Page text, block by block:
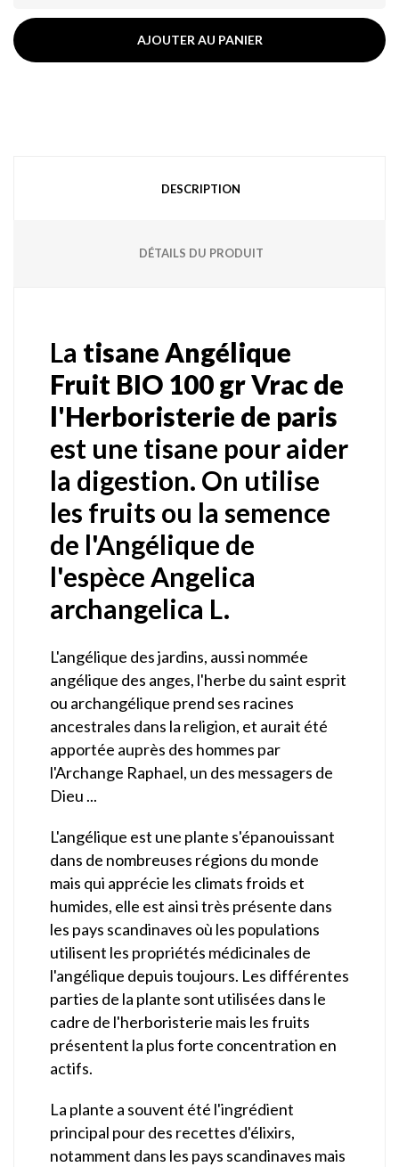
AJOUTER AU PANIER
DESCRIPTION
DÉTAILS DU PRODUIT
La tisane Angélique
Fruit BIO 100 gr Vrac de
l'Herboristerie de paris
est une tisane pour aider
la digestion. On utilise
les fruits ou la semence
de l'Angélique de
l'espèce Angelica
archangelica L.
L'angélique des jardins, aussi nommée
angélique des anges, l'herbe du saint esprit
ou archangélique prend ses racines
ancestrales dans la religion, et aurait été
apportée auprès des hommes par
l'Archange Raphael, un des messagers de
Dieu ...
L'angélique est une plante s'épanouissant
dans de nombreuses régions du monde
mais qui apprécie les climats froids et
humides, elle est ainsi très présente dans
les pays scandinaves où les populations
utilisent les propriétés médicinales de
l'angélique depuis toujours. Les différentes
parties de la plante sont utilisées dans le
cadre de l'herboristerie mais les fruits
présentent la plus forte concentration en
actifs.
La plante a souvent été l'ingrédient
principal pour des recettes d'élixirs,
notamment dans les pays scandinaves mais